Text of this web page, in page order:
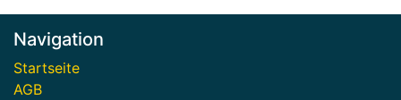
Navigation
Startseite
AGB